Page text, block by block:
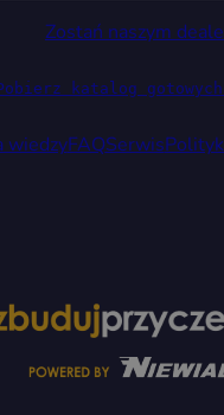
Zostań naszym
katalog
wiedzyFAQSerwis